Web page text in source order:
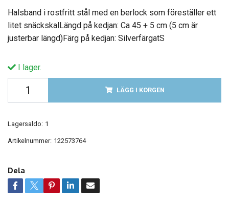
Halsband i rostfritt stål med en berlock som föreställer ett
litet snäckskalLängd på kedjan: Ca 45 + 5 cm (5 cm är
justerbar längd)Färg på kedjan: SilverfärgatS
I lager.
LÄGG I KORGEN
Lagersaldo: 1
Artikelnummer: 122573764
Dela